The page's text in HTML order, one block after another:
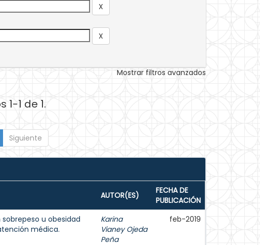
Mostrar filtros avanzados
1-1 de 1.
Siguiente
AUTOR(ES)
FECHA DE
PUBLICACIÓN
u obesidad
médica.
Karina
Vianey Ojeda
Peña
feb-2019